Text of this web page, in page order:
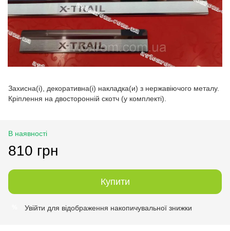
Захисна(і), декоративна(і) накладка(и) з нержавіючого металу.
Кріплення на двосторонній скотч (у комплекті).
В наявності
810 грн
Купити
Увійти для відображення накопичувальної знижки